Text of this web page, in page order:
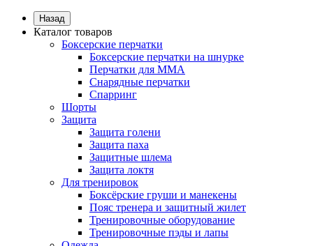
Назад
Каталог товаров
Боксерские перчатки
Боксерские перчатки на шнурке
Перчатки для ММА
Снарядные перчатки
Спарринг
Шорты
Защита
Защита голени
Защита паха
Защитные шлема
Защита локтя
Для тренировок
Боксёрские груши и манекены
Пояс тренера и защитный жилет
Тренировочные оборудование
Тренировочные пэды и лапы